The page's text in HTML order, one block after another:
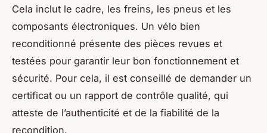
Cela inclut le cadre, les freins, les pneus et les
composants électroniques. Un vélo bien
reconditionné présente des pièces revues et
testées pour garantir leur bon fonctionnement et
sécurité. Pour cela, il est conseillé de demander un
certificat ou un rapport de contrôle qualité, qui
atteste de l’authenticité et de la fiabilité de la
recondition.